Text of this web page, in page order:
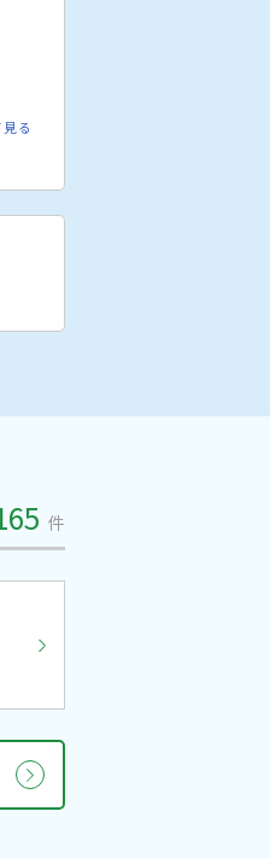
る
件